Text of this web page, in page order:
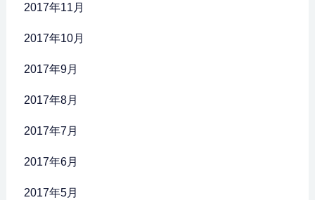
2017年11月
2017年10月
2017年9月
2017年8月
2017年7月
2017年6月
2017年5月